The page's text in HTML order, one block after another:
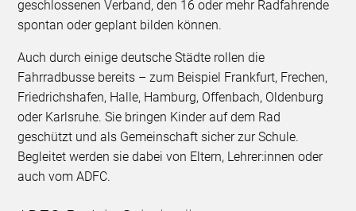
geschlossenen Verband, den 16 oder mehr Radfahrende
spontan oder geplant bilden können.
Auch durch einige deutsche Städte rollen die
Fahrradbusse bereits – zum Beispiel Frankfurt, Frechen,
Friedrichshafen, Halle, Hamburg, Offenbach, Oldenburg
oder Karlsruhe. Sie bringen Kinder auf dem Rad
geschützt und als Gemeinschaft sicher zur Schule.
Begleitet werden sie dabei von Eltern, Lehrer:innen oder
auch vom ADFC.